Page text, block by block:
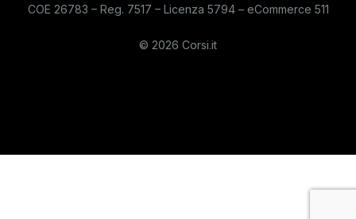
COE 26783 – Reg. 7517 – Licenza 5794 – eCommerce 511
© 2026 Corsi.it